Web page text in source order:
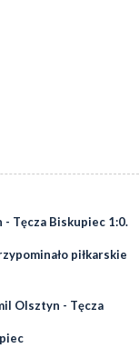
- Tęcza Biskupiec 1:0.
piłkarskie
Olsztyn - Tęcza